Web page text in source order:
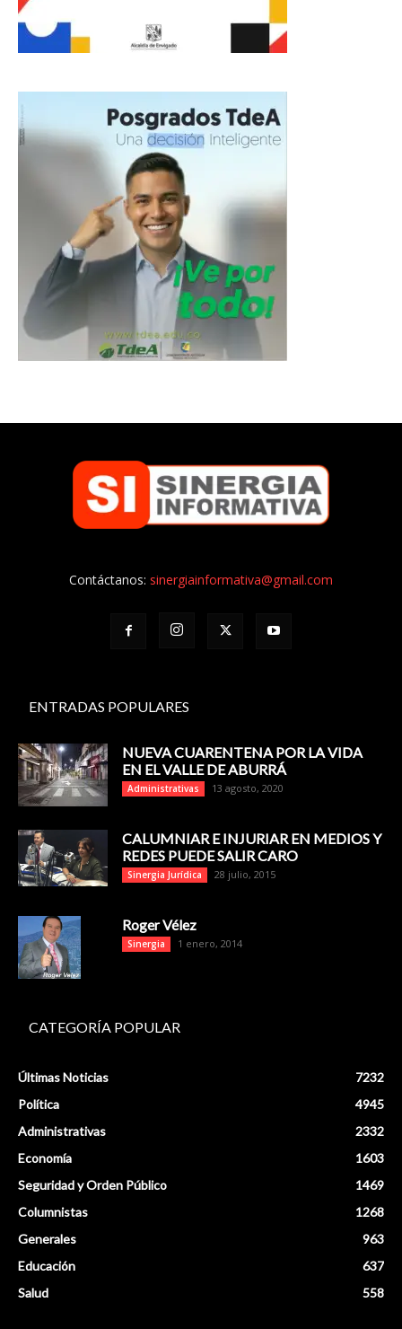
Contáctanos: sinergiainformativa@gmail.com
ENTRADAS POPULARES
NUEVA CUARENTENA POR LA VIDA
EN EL VALLE DE ABURRÁ
Administrativas 13 agosto, 2020
CALUMNIAR E INJURIAR EN MEDIOS Y
REDES PUEDE SALIR CARO
Sinergia Jurídica 28 julio, 2015
Roger Vélez
Sinergia 1 enero, 2014
CATEGORÍA POPULAR
Últimas Noticias
7232
Política
4945
Administrativas
2332
Economía
1603
Seguridad y Orden Público
1469
Columnistas
1268
Generales
963
Educación
637
Salud
558